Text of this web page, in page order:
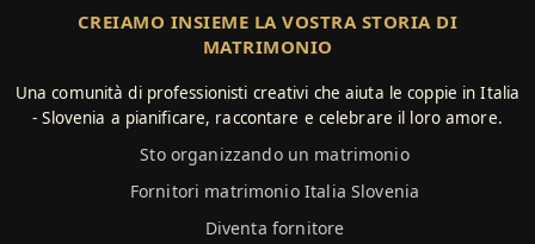
CREIAMO INSIEME LA VOSTRA STORIA DI
MATRIMONIO
Una comunità di professionisti creativi che aiuta le coppie in Italia
- Slovenia a pianificare, raccontare e celebrare il loro amore.
Sto organizzando un matrimonio
Fornitori matrimonio Italia Slovenia
Diventa fornitore